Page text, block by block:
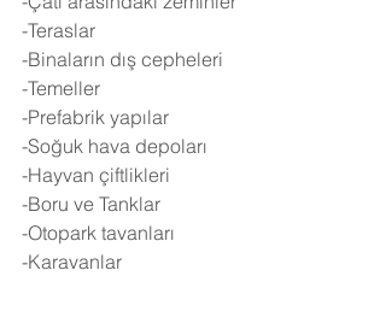
-Teraslar
-Binaların dış cepheleri
-Temeller
-Prefabrik yapılar
-Soğuk hava depoları
-Hayvan çiftlikleri
-Boru ve Tanklar
-Otopark tavanları
-Karavanlar